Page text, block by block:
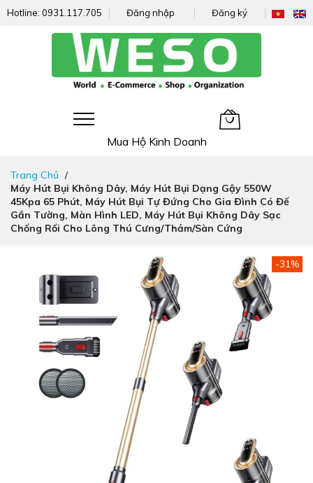
Hotline: 0931.117.705 Đăng nhập Đăng ký
Mua Hộ Kinh Doanh
nhanh
đến
nội
dung
Trang Chủ
Máy Hút Bụi Không Dây, Máy Hút Bụi Dạng Gậy 550W
45Kpa 65 Phút, Máy Hút Bụi Tự Đứng Cho Gia Đình Có Đế
Gắn Tường, Màn Hình LED, Máy Hút Bụi Không Dây Sạc
Chống Rối Cho Lông Thú Cưng/thảm/sàn Cứng
-31%